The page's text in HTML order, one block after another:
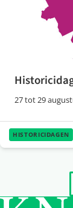
27 tot 29
HISTORICIDAGEN